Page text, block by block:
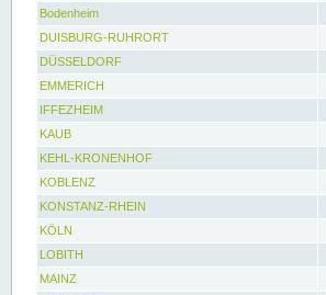
Bodenheim
DUISBURG-RUHRORT
DÜSSELDORF
EMMERICH
IFFEZHEIM
KAUB
KEHL-KRONENHOF
KOBLENZ
KONSTANZ-RHEIN
KÖLN
LOBITH
MAINZ